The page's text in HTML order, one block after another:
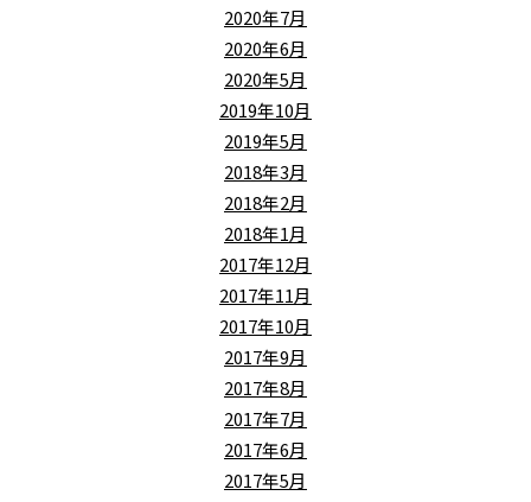
2020年7月
2020年6月
2020年5月
2019年10月
2019年5月
2018年3月
2018年2月
2018年1月
2017年12月
2017年11月
2017年10月
2017年9月
2017年8月
2017年7月
2017年6月
2017年5月